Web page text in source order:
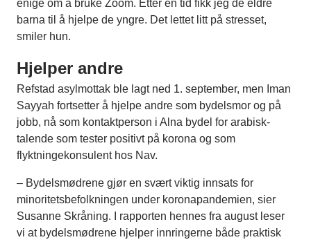
enige om å bruke Zoom. Etter en tid fikk jeg de eldre
barna til å hjelpe de yngre. Det lettet litt på stresset,
smiler hun.
Hjelper andre
Refstad asylmottak ble lagt ned 1. september, men Iman
Sayyah fortsetter å hjelpe andre som bydelsmor og på
jobb, nå som kontaktperson i Alna bydel for arabisk-
talende som tester positivt på korona og som
flyktningekonsulent hos Nav.
– Bydelsmødrene gjør en svært viktig innsats for
minoritetsbefolkningen under koronapandemien, sier
Susanne Skråning. I rapporten hennes fra august leser
vi at bydelsmødrene hjelper innringerne både praktisk